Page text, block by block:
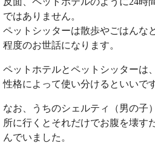
ではありません。
ペットシッターは散歩やごはんな
程度のお世話になります。
ペットホテルとペットシッターは
性格によって使い分けるといいで
なお、うちのシェルティ（男の子
所に行くとそれだけでお腹を壊す
んでいました。